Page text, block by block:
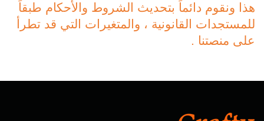
هذا ونقوم دائماً بتحديث الشروط والأحكام طبقاً
للمستجدات القانونية ، والمتغيرات التي قد تطرأ
على منصتنا .